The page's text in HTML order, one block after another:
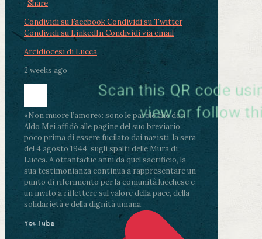
· Share
Condividi su FacebookCondividi su Twitter
Condividi su LinkedInCondividi via email
Arcidiocesi di Lucca
2 weeks ago
«Non muore l’amore»: sono le parole che don
Aldo Mei affidò alle pagine del suo breviario,
poco prima di essere fucilato dai nazisti, la sera
del 4 agosto 1944, sugli spalti delle Mura di
Lucca. A ottantadue anni da quel sacrificio, la
sua testimonianza continua a rappresentare un
punto di riferimento per la comunità lucchese e
un invito a riflettere sul valore della pace, della
solidarietà e della dignità umana.
YouTube